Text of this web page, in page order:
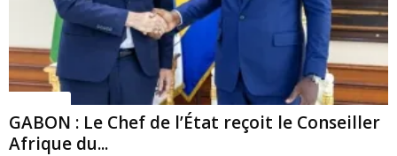
GABON : Le Chef de l’État reçoit le Conseiller
Afrique du...